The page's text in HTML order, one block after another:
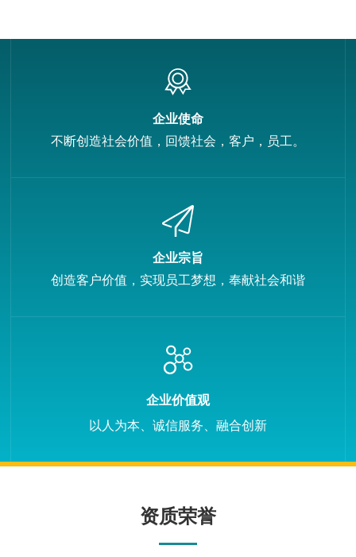
企业使命
不断创造社会价值，回馈社会，客户，员工。
企业宗旨
创造客户价值，实现员工梦想，奉献社会和谐
企业价值观
以人为本、诚信服务、融合创新
资质荣誉